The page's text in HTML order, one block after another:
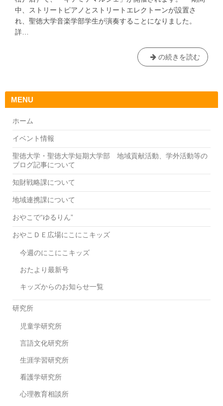
第
４
弾
エ
ッ
ー
デ
ト
松
産
連
ラ
中、ストリートピアノとストリートエレクトーンが設置さ
れ、聖徳大学音楽学部学生が演奏することになりました。
詳…
音
楽
部
ミ
「キ
で
の続きを読む
MENU
ホーム
イベント情報
聖徳大学・聖徳大学短期大学部 地域貢献活動、学外活動等の
ブログ記事について
知財戦略課について
地域連携課について
おやこで“ゆるりん”
おやこＤＥ広場にこにこキッズ
今週のにこにこキッズ
おたより最新号
キッズからのお知らせ一覧
研究所
児童学研究所
言語文化研究所
生涯学習研究所
看護学研究所
心理教育相談所